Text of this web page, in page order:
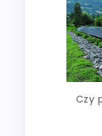
Czy